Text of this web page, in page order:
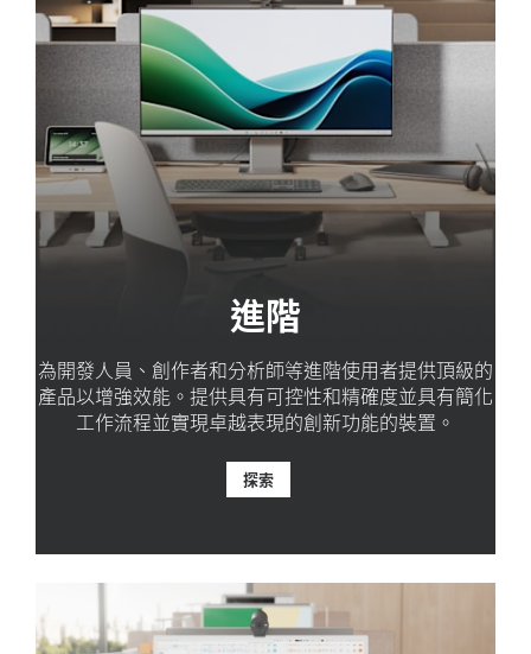
進階
為開發人員、創作者和分析師等進階使用者提供頂級的
產品以增強效能。提供具有可控性和精確度並具有簡化
工作流程並實現卓越表現的創新功能的裝置。
探索